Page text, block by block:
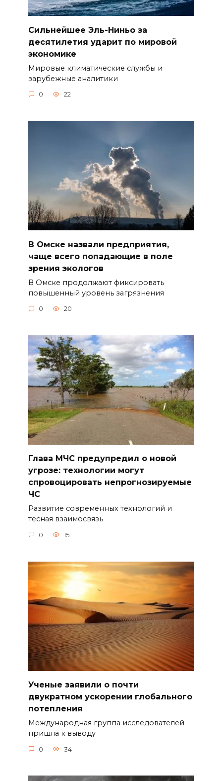
Сильнейшее Эль-Ниньо за
десятилетия ударит по мировой
экономике
Мировые климатические службы и
зарубежные аналитики
0 22
В Омске назвали предприятия,
чаще всего попадающие в поле
зрения экологов
В Омске продолжают фиксировать
повышенный уровень загрязнения
0 20
Глава МЧС предупредил о новой
угрозе: технологии могут
спровоцировать непрогнозируемые
ЧС
Развитие современных технологий и
тесная взаимосвязь
0 15
Ученые заявили о почти
двукратном ускорении глобального
потепления
Международная группа исследователей
пришла к выводу
0 34